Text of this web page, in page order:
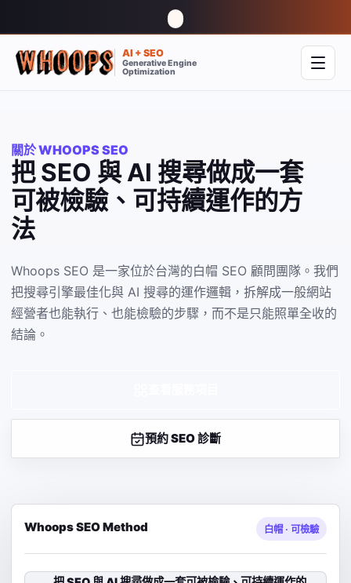
AI + SEO
Generative Engine
Optimization
開啟
關於 WHOOPS SEO
把 SEO 與 AI 搜尋做成一套
可被檢驗、可持續運作的方
法
Whoops SEO 是一家位於台灣的白帽 SEO 顧問團隊。我們
把搜尋引擎最佳化與 AI 搜尋的運作邏輯，拆解成一般網站
經營者也能執行、也能檢驗的步驟，而不是只能照單全收的
結論。
預約 SEO 診斷
Whoops SEO Method 白帽 · 可檢驗